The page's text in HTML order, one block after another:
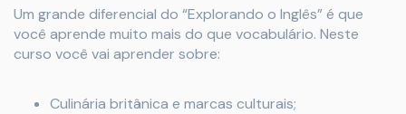
Um grande diferencial do “Explorando o Inglês” é que
você aprende muito mais do que vocabulário. Neste
curso você vai aprender sobre:
Culinária britânica e marcas culturais;